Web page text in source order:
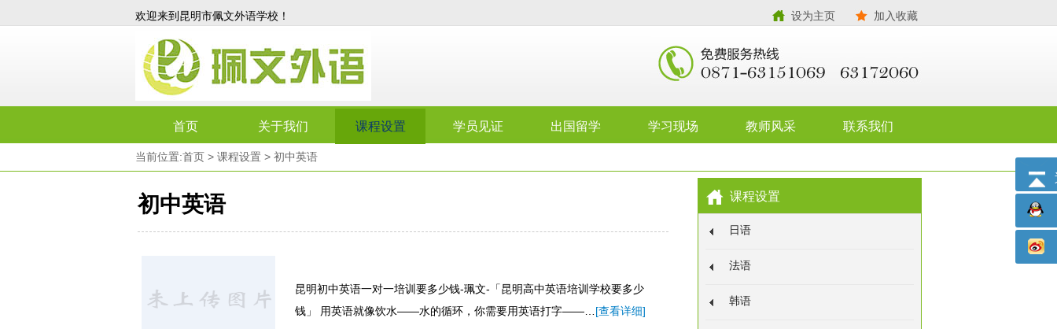
欢迎来到昆明市佩文外语学校！ 设为主页 加入收藏
首页 关于我们 课程设置 学员见证 出国留学 学习现场 教师风采 联系我们
当前位置:首页 > 课程设置 > 初中英语
初中英语
昆明初中英语一对一培训要多少钱-珮文-「昆明高中英语培训学校要多少
钱」 用英语就像饮水——水的循环，你需要用英语打字——… [查看详细]
课程设置
日语
法语
韩语